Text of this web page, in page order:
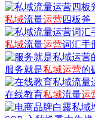
私域流量运营四板斧
私域流量运营词汇手
服务就是私域运营的
在线教育私域流量运